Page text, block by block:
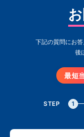
下記の質問にお
後
最短
STEP 1